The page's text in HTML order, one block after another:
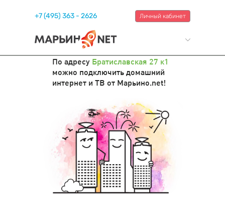
+7 (495) 363 - 2626 Личный кабинет
По адресу Братиславская 27 к1
можно подключить домашний
интернет и ТВ от Марьино.net!